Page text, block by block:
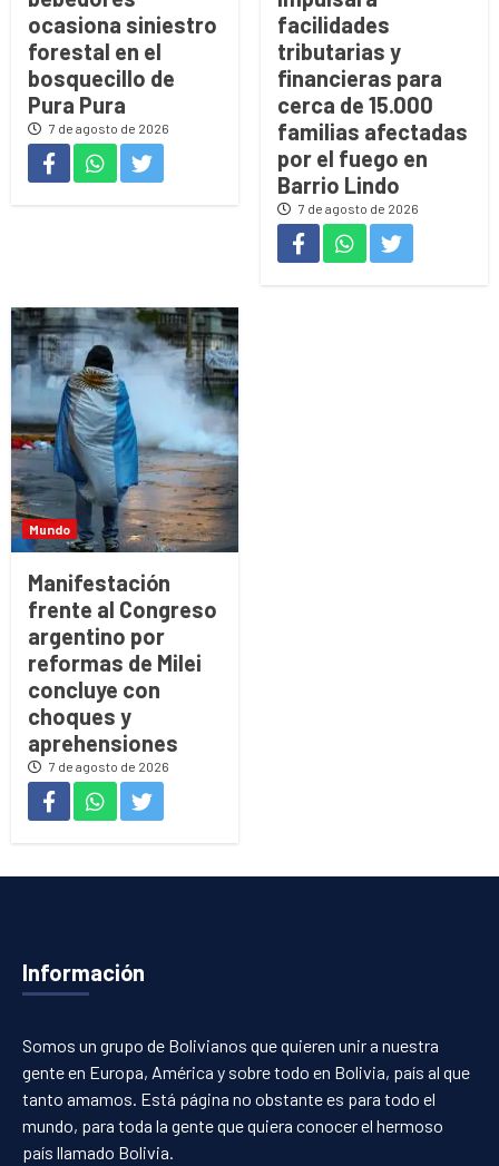
ocasiona siniestro
forestal en el
bosquecillo de
Pura Pura
7 de agosto de 2026
facilidades
tributarias y
financieras para
cerca de 15.000
familias afectadas
por el fuego en
Barrio Lindo
7 de agosto de 2026
Mundo
Manifestación
frente al Congreso
argentino por
reformas de Milei
concluye con
choques y
aprehensiones
7 de agosto de 2026
Información
Somos un grupo de Bolivianos que quieren unir a nuestra
gente en Europa, América y sobre todo en Bolivia, país al que
tanto amamos. Está página no obstante es para todo el
mundo, para toda la gente que quiera conocer el hermoso
país llamado Bolivia.